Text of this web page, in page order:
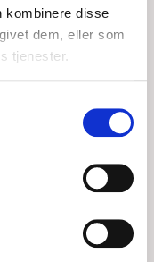
kombinere disse
dem, eller som
tjenester.
LÆS MERE